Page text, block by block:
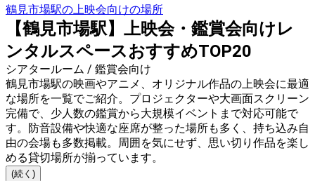
鶴見市場駅の上映会向けの場所
【鶴見市場駅】上映会・鑑賞会向けレ
ンタルスペースおすすめTOP20
シアタールーム / 鑑賞会向け
鶴見市場駅の映画やアニメ、オリジナル作品の上映会に最適
な場所を一覧でご紹介。プロジェクターや大画面スクリーン
完備で、少人数の鑑賞から大規模イベントまで対応可能で
す。防音設備や快適な座席が整った場所も多く、持ち込み自
由の会場も多数掲載。周囲を気にせず、思い切り作品を楽し
める貸切場所が揃っています。
(続く)